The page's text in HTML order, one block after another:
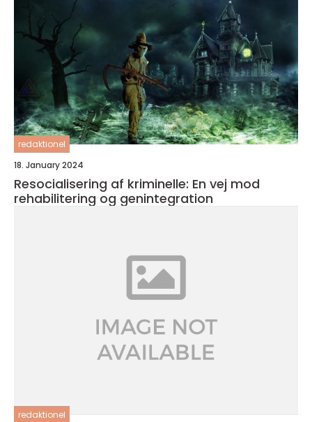
redaktionel
18. January 2024
Resocialisering af kriminelle: En vej mod
rehabilitering og genintegration
redaktionel